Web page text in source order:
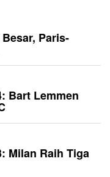
Paris-
Bart Lemmen
Milan Raih Tiga